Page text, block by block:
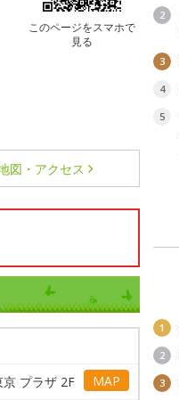
このページをスマホで
見る
図・アクセス
プラザ 2F MAP
2
3
4
5
1
2
3